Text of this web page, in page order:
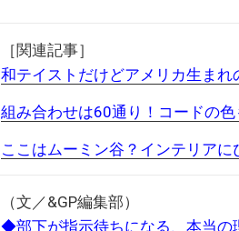
［関連記事］
和テイストだけどアメリカ生ま
組み合わせは60通り！コードの
ここはムーミン谷？インテリア
（文／&GP編集部）
◆部下が指示待ちになる、本当の